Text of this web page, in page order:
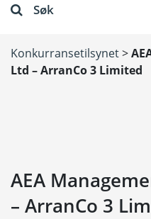
Søk
Konkurransetilsynet>
Ltd – ArranCo 3 Limited
AEA
– ArranCo 3